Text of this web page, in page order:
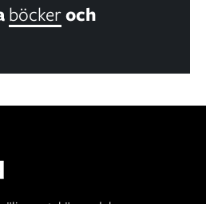
böckeroch